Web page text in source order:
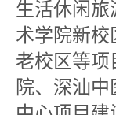
生活休闲旅
术学院新校
老校区等项
院、深汕